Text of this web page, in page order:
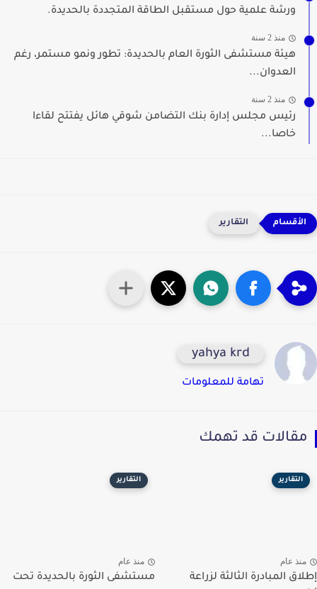
ورشة علمية حول مستقبل الطاقة المتجددة بالحديدة.
منذ 2 سنة
هيئة مستشفى الثورة العام بالحديدة: تطور ونمو مستمر، رغم
العدوان...
منذ 2 سنة
رئيس مجلس إدارة بنك التضامن شوقي هائل يفتتح لقاءا
خاصا...
التقارير
yahya krd
تهامة للمعلومات
قد تهمك
التقارير
عام
المبادرة الثالثة لزراعة
التقارير
منذ عام
مستشفى الثورة بالحديدة تحت